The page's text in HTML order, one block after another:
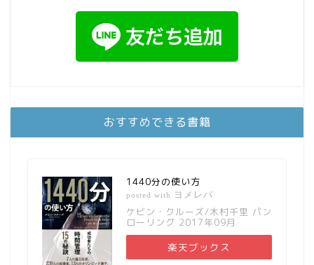
おすすめできる書籍
1440分の使い方
posted with ヨメレバ
ケビン・クルーズ/木村千里 パン
ローリング 2017年09月
楽天ブックス